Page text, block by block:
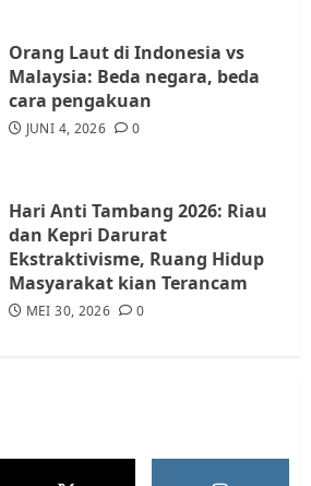
Tim Advokasi Desak BP Batam
Berhenti Merampas Tanah
Orang Laut di Indonesia vs
Malaysia: Beda negara, beda
cara pengakuan
JUNI 4, 2026 0
Hari Anti Tambang 2026: Riau
dan Kepri Darurat
Ekstraktivisme, Ruang Hidup
Masyarakat kian Terancam
MEI 30, 2026 0